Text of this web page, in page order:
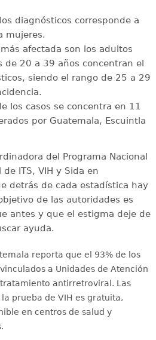
diagnósticos corresponde a
mujeres.
afectada son los adultos
de 20 a 39 años concentran el
siendo el rango de 25 a 29
los casos se concentra en 11
por Guatemala, Escuintla
del Programa Nacional
ITS, VIH y Sida en
detrás de cada estadística hay
de las autoridades es
antes y que el estigma deje de
ayuda.
reporta que el 93% de los
a Unidades de Atención
antirretroviral . Las
prueba de VIH es gratuita,
en centros de salud y
.